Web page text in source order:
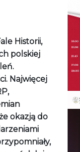
Historii,
polskiej
Najwięcej
okazją do